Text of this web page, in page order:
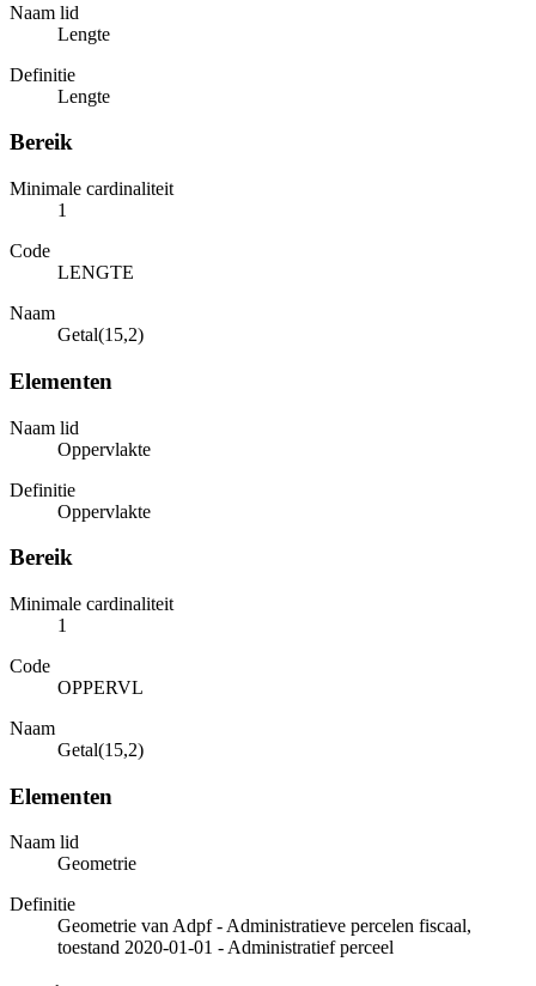
Naam lid
Lengte
Definitie
Lengte
Bereik
Minimale cardinaliteit
1
Code
LENGTE
Naam
Getal(15,2)
Elementen
Naam lid
Oppervlakte
Definitie
Oppervlakte
Bereik
Minimale cardinaliteit
1
Code
OPPERVL
Naam
Getal(15,2)
Elementen
Naam lid
Geometrie
Definitie
Geometrie van Adpf - Administratieve percelen fiscaal,
toestand 2020-01-01 - Administratief perceel